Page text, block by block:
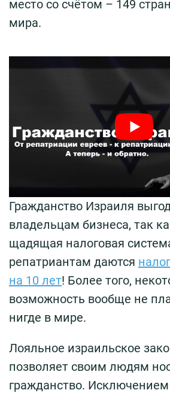
место со счётом – 149
мира.
Гражданство Израиля
владельцам бизнеса, так
щадящая налоговая
репатриантам даются
на 10 лет! Более того,
возможность вообще не
нигде в мире.
Лояльное израильское
позволяет своим людям
гражданство.